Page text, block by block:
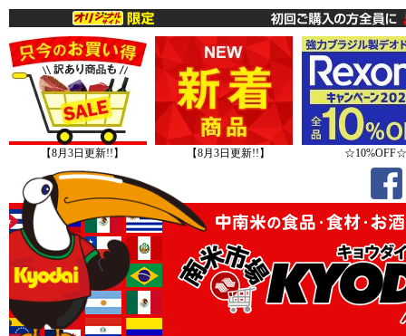
【8月3日更新!!】 【8月3日更新!!】 ☆10%OFF☆